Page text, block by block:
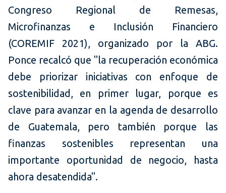
Congreso Regional de Remesas,
Microfinanzas e Inclusión Financiero
(COREMIF 2021), organizado por la ABG.
Ponce recalcó que "la recuperación económica
debe priorizar iniciativas con enfoque de
sostenibilidad, en primer lugar, porque es
clave para avanzar en la agenda de desarrollo
de Guatemala, pero también porque las
finanzas sostenibles representan una
importante oportunidad de negocio, hasta
ahora desatendida".